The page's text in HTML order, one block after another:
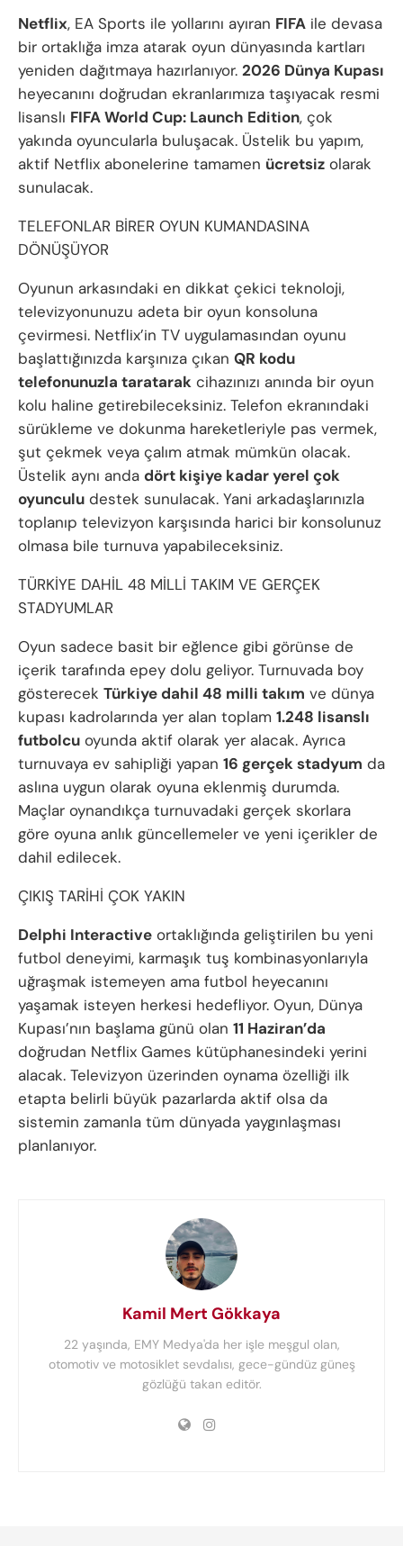
Netflix, EA Sports ile yollarını ayıran FIFA ile devasa
bir ortaklığa imza atarak oyun dünyasında kartları
yeniden dağıtmaya hazırlanıyor. 2026 Dünya Kupası
heyecanını doğrudan ekranlarımıza taşıyacak resmi
lisanslı FIFA World Cup: Launch Edition, çok
yakında oyuncularla buluşacak. Üstelik bu yapım,
aktif Netflix abonelerine tamamen ücretsiz olarak
sunulacak.
TELEFONLAR BİRER OYUN KUMANDASINA
DÖNÜŞÜYOR
Oyunun arkasındaki en dikkat çekici teknoloji,
televizyonunuzu adeta bir oyun konsoluna
çevirmesi. Netflix’in TV uygulamasından oyunu
başlattığınızda karşınıza çıkan QR kodu
telefonunuzla taratarak cihazınızı anında bir oyun
kolu haline getirebileceksiniz. Telefon ekranındaki
sürükleme ve dokunma hareketleriyle pas vermek,
şut çekmek veya çalım atmak mümkün olacak.
Üstelik aynı anda dört kişiye kadar yerel çok
oyunculu destek sunulacak. Yani arkadaşlarınızla
toplanıp televizyon karşısında harici bir konsolunuz
olmasa bile turnuva yapabileceksiniz.
TÜRKİYE DAHİL 48 MİLLİ TAKIM VE GERÇEK
STADYUMLAR
Oyun sadece basit bir eğlence gibi görünse de
içerik tarafında epey dolu geliyor. Turnuvada boy
gösterecek Türkiye dahil 48 milli takım ve dünya
kupası kadrolarında yer alan toplam 1.248 lisanslı
futbolcu oyunda aktif olarak yer alacak. Ayrıca
turnuvaya ev sahipliği yapan 16 gerçek stadyum da
aslına uygun olarak oyuna eklenmiş durumda.
Maçlar oynandıkça turnuvadaki gerçek skorlara
göre oyuna anlık güncellemeler ve yeni içerikler de
dahil edilecek.
ÇIKIŞ TARİHİ ÇOK YAKIN
Delphi Interactive ortaklığında geliştirilen bu yeni
futbol deneyimi, karmaşık tuş kombinasyonlarıyla
uğraşmak istemeyen ama futbol heyecanını
yaşamak isteyen herkesi hedefliyor. Oyun, Dünya
Kupası’nın başlama günü olan 11 Haziran’da
doğrudan Netflix Games kütüphanesindeki yerini
alacak. Televizyon üzerinden oynama özelliği ilk
etapta belirli büyük pazarlarda aktif olsa da
sistemin zamanla tüm dünyada yaygınlaşması
planlanıyor.
Kamil Mert Gökkaya
22 yaşında, EMY Medya'da her işle meşgul olan,
otomotiv ve motosiklet sevdalısı, gece-gündüz güneş
gözlüğü takan editör.